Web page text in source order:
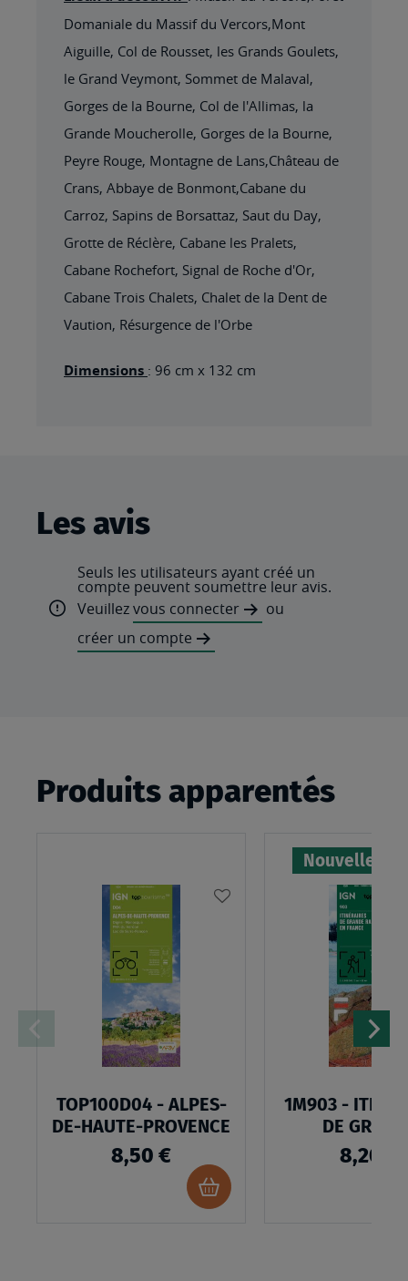
Domaniale du Massif du Vercors,Mont
Aiguille, Col de Rousset, les Grands Goulets,
le Grand Veymont, Sommet de Malaval,
Gorges de la Bourne, Col de l'Allimas, la
Grande Moucherolle, Gorges de la Bourne,
Peyre Rouge, Montagne de Lans,Château de
Crans, Abbaye de Bonmont,Cabane du
Carroz, Sapins de Borsattaz, Saut du Day,
Grotte de Réclère, Cabane les Pralets,
Cabane Rochefort, Signal de Roche d'Or,
Cabane Trois Chalets, Chalet de la Dent de
Vaution, Résurgence de l'Orbe
Dimensions : 96 cm x 132 cm
Les avis
Seuls les utilisateurs ayant créé un
compte peuvent soumettre leur avis.
Veuillezvous connecter
ou
créer un compte
Produits apparentés
TOP100D04 - ALPES-
DE-HAUTE-PROVENCE
8,50 €
Ajouter
au
Nouvelle
1M903 -
DE
FRANCE
8,20 €